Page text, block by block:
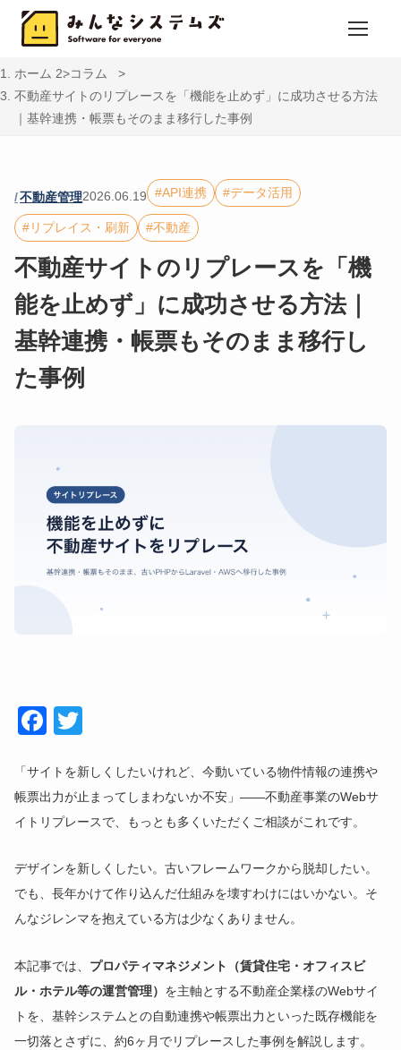
ホーム
コラム
不動産サイトのリプレースを「機能を止めず」に成功させる方法
｜基幹連携・帳票もそのまま移行した事例
不動産管理2026.06.19 API連携 データ活用
リプレイス・刷新 不動産
不動産サイトのリプレースを「機
能を止めず」に成功させる方法｜
基幹連携・帳票もそのまま移行し
た事例
Face
「サイトを新しくしたいけれど、今動いている物件情報の連携や
帳票出力が止まってしまわないか不安」——不動産事業のWebサ
イトリプレースで、もっとも多くいただくご相談がこれです。
デザインを新しくしたい。古いフレームワークから脱却したい。
でも、長年かけて作り込んだ仕組みを壊すわけにはいかない。そ
んなジレンマを抱えている方は少なくありません。
本記事では、 プロパティマネジメント（賃貸住宅・オフィスビ
ル・ホテル等の運営管理） を主軸とする不動産企業様のWebサイ
トを、基幹システムとの自動連携や帳票出力といった既存機能を
一切落とさずに、約6ヶ月でリプレースした事例を解説します。